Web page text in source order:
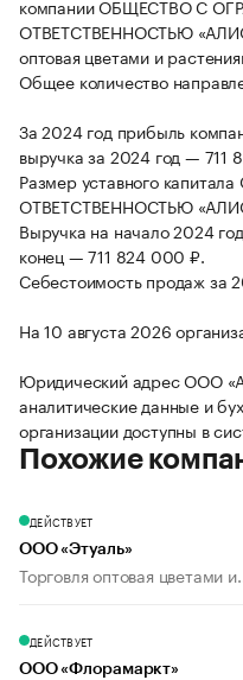
компании ОБЩЕСТВО С
ОТВЕТСТВЕННОСТЬЮ
оптовая цветами и
Общее количество
За 2024 год прибыль
выручка за 2024 год — 711
Размер уставного
ОТВЕТСТВЕННОСТЬЮ
Выручка на начало 2024
конец — 711 824 000 ₽.
Себестоимость продаж за
На 10 августа 2026
Юридический адрес ООО
аналитические данные и
организации доступны в
Похожие
ДЕЙСТВУЕТ
ООО «Этуаль»
Торговля оптовая цветами
ДЕЙСТВУЕТ
ООО «Флорамаркт»